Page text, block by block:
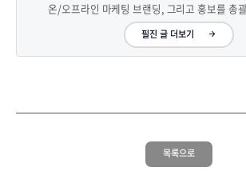
온/오프라인 마케팅 브랜딩, 그리고 홍보를 총
필진 글 더보기
목록으로